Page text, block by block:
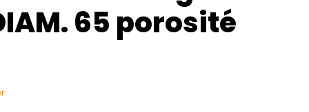
65 porosité